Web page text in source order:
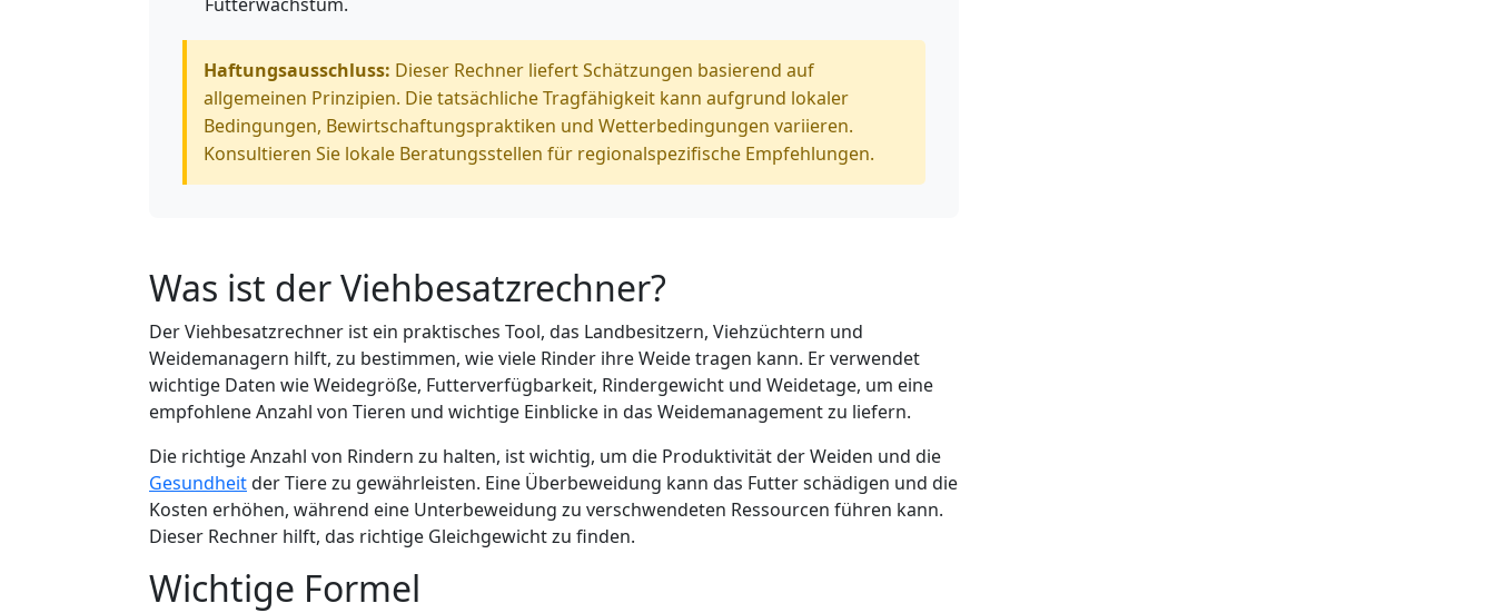
Haftungsausschluss: Dieser Rechner liefert Schätzungen basierend auf
allgemeinen Prinzipien. Die tatsächliche Tragfähigkeit kann aufgrund lokaler
Bedingungen, Bewirtschaftungspraktiken und Wetterbedingungen variieren.
Konsultieren Sie lokale Beratungsstellen für regionalspezifische Empfehlungen.
Was ist der Viehbesatzrechner?
Der Viehbesatzrechner ist ein praktisches Tool, das Landbesitzern, Viehzüchtern und
Weidemanagern hilft, zu bestimmen, wie viele Rinder ihre Weide tragen kann. Er verwendet
wichtige Daten wie Weidegröße, Futterverfügbarkeit, Rindergewicht und Weidetage, um eine
empfohlene Anzahl von Tieren und wichtige Einblicke in das Weidemanagement zu liefern.
Die richtige Anzahl von Rindern zu halten, ist wichtig, um die Produktivität der Weiden und die
Gesundheitder Tiere zu gewährleisten. Eine Überbeweidung kann das Futter schädigen und die
Kosten erhöhen, während eine Unterbeweidung zu verschwendeten Ressourcen führen kann.
Dieser Rechner hilft, das richtige Gleichgewicht zu finden.
Wichtige Formel